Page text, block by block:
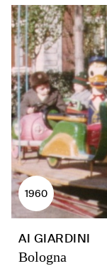
1960
AI GIARDINI
Bologna